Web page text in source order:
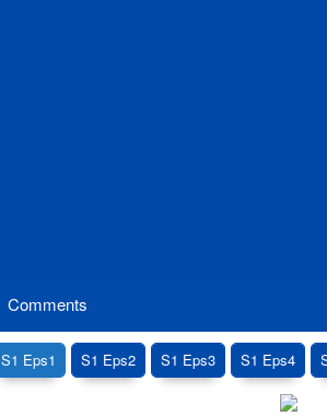
Comments
S1 Eps1 S1 Eps2 S1 Eps3 S1 Eps4